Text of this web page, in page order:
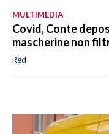
MULTIMEDIA
Covid, Conte
mascherine non
Red